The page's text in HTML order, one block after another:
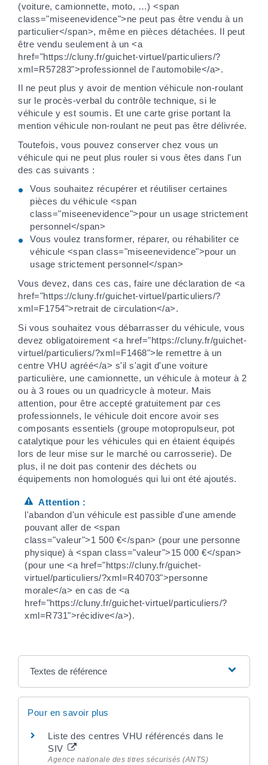
(voiture, camionnette, moto, …) <span
class="miseenevidence">ne peut pas être vendu à un
particulier</span>, même en pièces détachées. Il peut
être vendu seulement à un <a
href="https://cluny.fr/guichet-virtuel/particuliers/?
xml=R57283">professionnel de l'automobile</a>.
Il ne peut plus y avoir de mention véhicule non-roulant
sur le procès-verbal du contrôle technique, si le
véhicule y est soumis. Et une carte grise portant la
mention véhicule non-roulant ne peut pas être délivrée.
Toutefois, vous pouvez conserver chez vous un
véhicule qui ne peut plus rouler si vous êtes dans l'un
des cas suivants :
Vous souhaitez récupérer et réutiliser certaines
pièces du véhicule <span
class="miseenevidence">pour un usage strictement
personnel</span>
Vous voulez transformer, réparer, ou réhabiliter ce
véhicule <span class="miseenevidence">pour un
usage strictement personnel</span>
Vous devez, dans ces cas, faire une déclaration de <a
href="https://cluny.fr/guichet-virtuel/particuliers/?
xml=F1754">retrait de circulation</a>.
Si vous souhaitez vous débarrasser du véhicule, vous
devez obligatoirement <a href="https://cluny.fr/guichet-
virtuel/particuliers/?xml=F1468">le remettre à un
centre VHU agréé</a> s'il s'agit d'une voiture
particulière, une camionnette, un véhicule à moteur à 2
ou à 3 roues ou un quadricycle à moteur. Mais
attention, pour être accepté gratuitement par ces
professionnels, le véhicule doit encore avoir ses
composants essentiels (groupe motopropulseur, pot
catalytique pour les véhicules qui en étaient équipés
lors de leur mise sur le marché ou carrosserie). De
plus, il ne doit pas contenir des déchets ou
équipements non homologués qui lui ont été ajoutés.
Attention :
l'abandon d'un véhicule est passible d'une amende
pouvant aller de <span
class="valeur">1 500 €</span> (pour une personne
physique) à <span class="valeur">15 000 €</span>
(pour une <a href="https://cluny.fr/guichet-
virtuel/particuliers/?xml=R40703">personne
morale</a> en cas de <a
href="https://cluny.fr/guichet-virtuel/particuliers/?
xml=R731">récidive</a>).
Textes de référence
Pour en savoir plus
Liste des centres VHU référencés dans le
SIV
Agence nationale des titres sécurisés (ANTS)